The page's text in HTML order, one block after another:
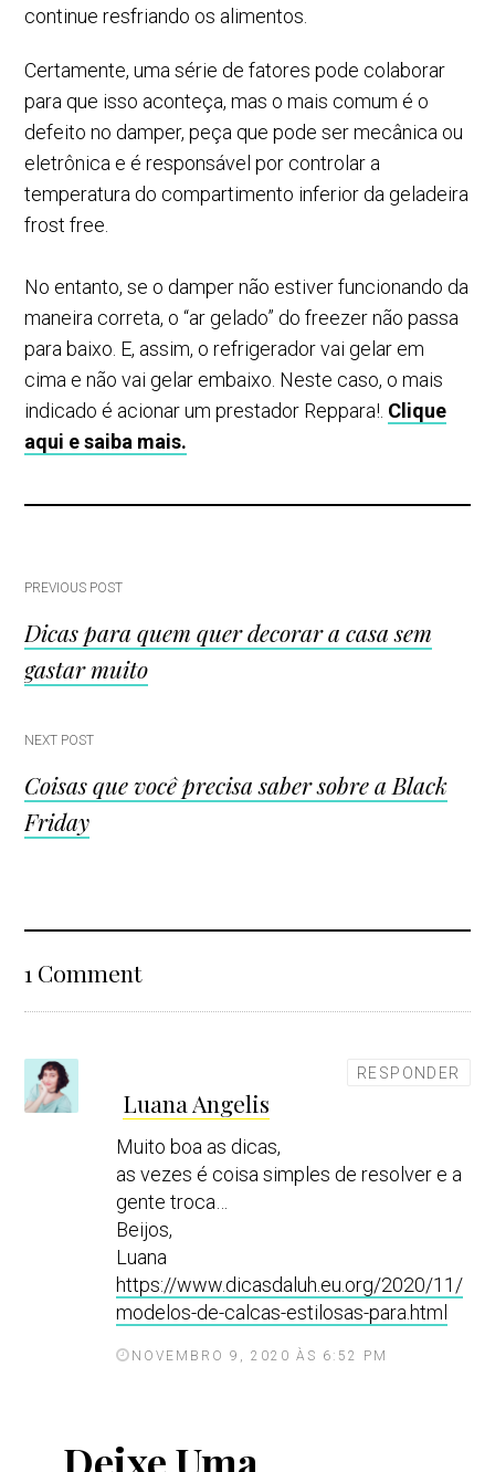
continue resfriando os alimentos.
Certamente, uma série de fatores pode colaborar
para que isso aconteça, mas o mais comum é o
defeito no damper, peça que pode ser mecânica ou
eletrônica e é responsável por controlar a
temperatura do compartimento inferior da geladeira
frost free.
No entanto, se o damper não estiver funcionando da
maneira correta, o “ar gelado” do freezer não passa
para baixo. E, assim, o refrigerador vai gelar em
cima e não vai gelar embaixo. Neste caso, o mais
indicado é acionar um prestador Reppara!. Clique
aqui e saiba mais.
Post
navigation
PREVIOUS POST
Dicas para quem quer decorar a casa sem
gastar muito
NEXT POST
Coisas que você precisa saber sobre a Black
Friday
1 Comment
Luana Angelis
s
e
NOVEMBRO 9, 2020 ÀS 6:52 PM
Muito boa as dicas,
as vezes é coisa simples de resolver e a
gente troca…
Beijos,
Luana
https://www.dicasdaluh.eu.org/2020/11/
modelos-de-calcas-estilosas-para.html
RESPONDER
Deixe Uma